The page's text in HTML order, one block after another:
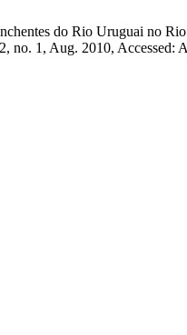
do Rio Uruguai no
no. 1, Aug. 2010, Accessed: